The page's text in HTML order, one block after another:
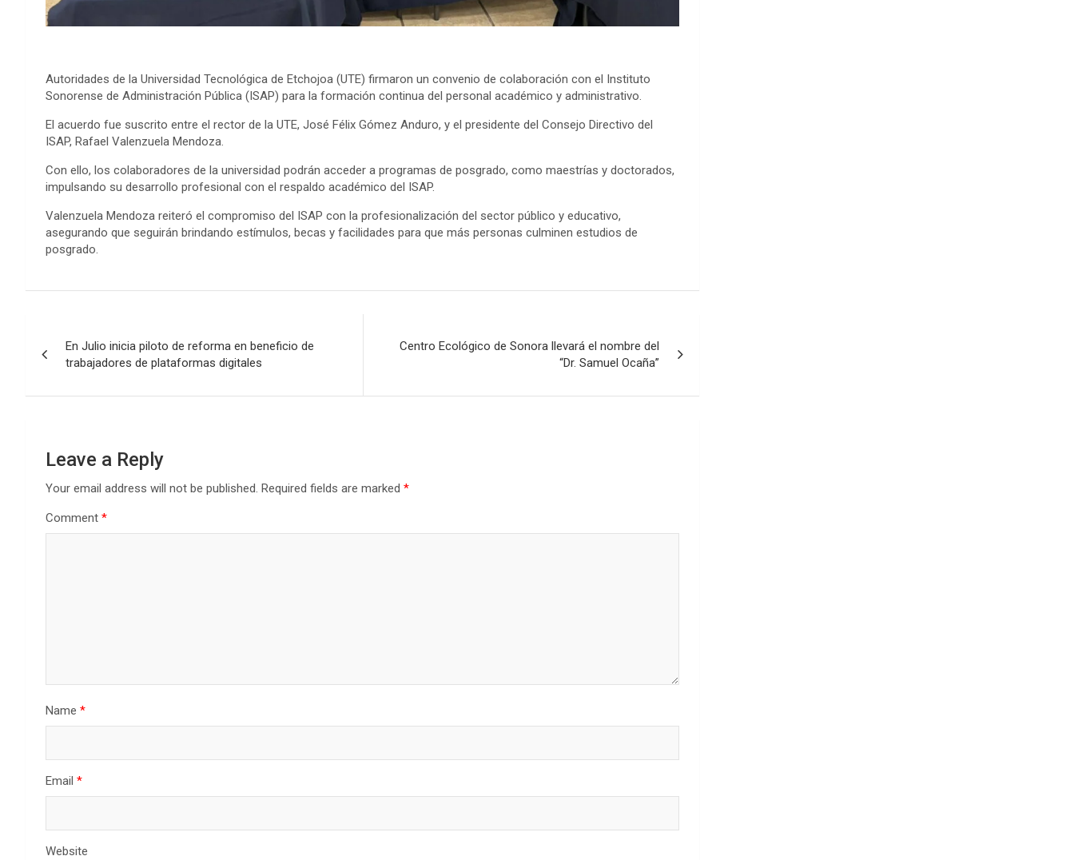
Autoridades de la Universidad Tecnológica de Etchojoa (UTE) firmaron un convenio de colaboración con el Instituto
Sonorense de Administración Pública (ISAP) para la formación continua del personal académico y administrativo.
El acuerdo fue suscrito entre el rector de la UTE, José Félix Gómez Anduro, y el presidente del Consejo Directivo del
ISAP, Rafael Valenzuela Mendoza.
Con ello, los colaboradores de la universidad podrán acceder a programas de posgrado, como maestrías y doctorados,
impulsando su desarrollo profesional con el respaldo académico del ISAP.
Valenzuela Mendoza reiteró el compromiso del ISAP con la profesionalización del sector público y educativo,
asegurando que seguirán brindando estímulos, becas y facilidades para que más personas culminen estudios de
posgrado.
navigation
En Julio inicia piloto de reforma en beneficio de
trabajadores de plataformas digitales
Centro Ecológico de Sonora llevará el nombre del
“Dr. Samuel Ocaña”
Leave a Reply
Your email address will not be published. Required fields are marked *
Comment *
Name *
Email *
Website